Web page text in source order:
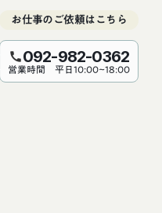
お仕事のご依頼はこちら
call092-982-0362
営業時間 平日10:00~18:00